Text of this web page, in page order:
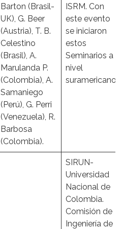
Barton (Brasil-
UK), G. Beer
(Austria), T. B.
Celestino
(Brasil), A.
Marulanda P.
(Colombia), A.
Samaniego
(Perú), G. Perri
(Venezuela), R.
Barbosa
(Colombia).
ISRM. Con
este evento
se iniciaron
estos
Seminarios a
nivel
suramericano.
SIRUN-
Universidad
Nacional de
Colombia.
Comisión de
Ingeniería de